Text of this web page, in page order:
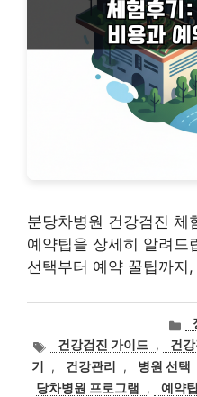
분당차병원 건강검진 체
예약팁을 상세히 알려드
선택부터 예약 꿀팁까지
카
테
고
리
태건강검진 가이드 , 건
기
, 건강관리 , 병원 선택
당차병원 프로그램
, 예약팁